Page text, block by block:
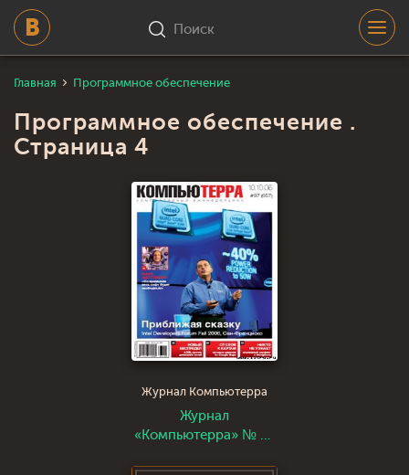
Поиск
Главная Программное обеспечение
Программное обеспечение .
Страница 4
Журнал Компьютерра
Журнал
«Компьютерра» № 37